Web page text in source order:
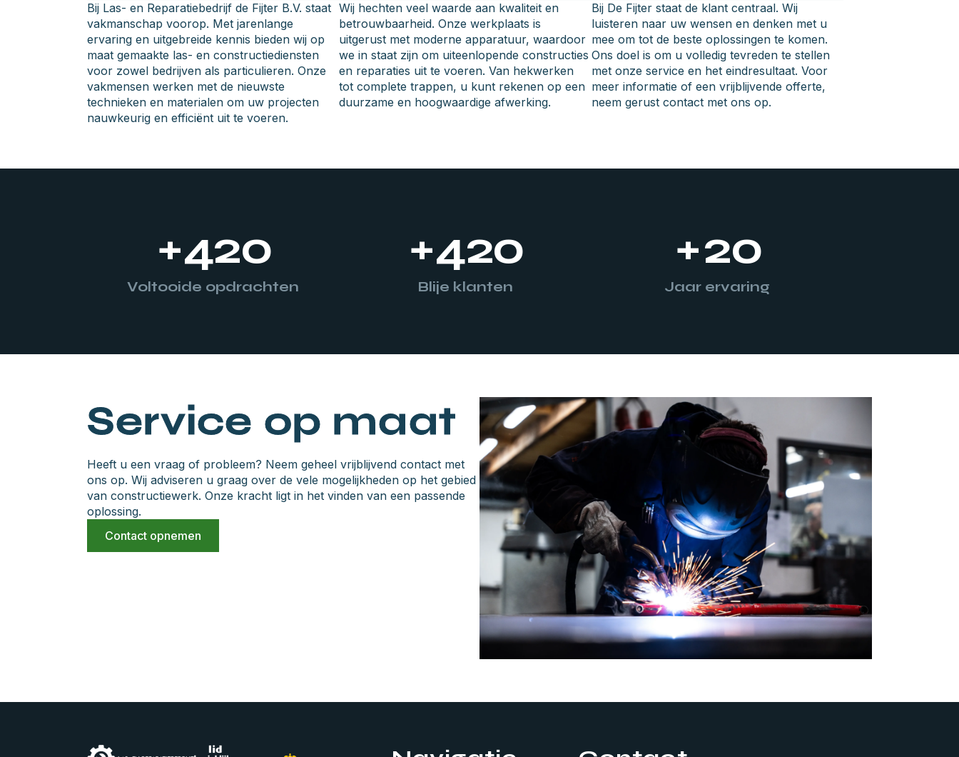
Bij Las- en Reparatiebedrijf de Fijter B.V. staat
vakmanschap voorop. Met jarenlange
ervaring en uitgebreide kennis bieden wij op
maat gemaakte las- en constructiediensten
voor zowel bedrijven als particulieren. Onze
vakmensen werken met de nieuwste
technieken en materialen om uw projecten
nauwkeurig en efficiënt uit te voeren.
Wij hechten veel waarde aan kwaliteit en
betrouwbaarheid. Onze werkplaats is
uitgerust met moderne apparatuur, waardoor
we in staat zijn om uiteenlopende constructies
en reparaties uit te voeren. Van hekwerken
tot complete trappen, u kunt rekenen op een
duurzame en hoogwaardige afwerking.
Bij De Fijter staat de klant centraal. Wij
luisteren naar uw wensen en denken met u
mee om tot de beste oplossingen te komen.
Ons doel is om u volledig tevreden te stellen
met onze service en het eindresultaat. Voor
meer informatie of een vrijblijvende offerte,
neem gerust contact met ons op.
+420
Voltooide opdrachten
+420
Blije klanten
+20
Jaar ervaring
Service op maat
Heeft u een vraag of probleem? Neem geheel vrijblijvend contact met
ons op. Wij adviseren u graag over de vele mogelijkheden op het gebied
van constructiewerk. Onze kracht ligt in het vinden van een passende
oplossing.
Contact opnemen